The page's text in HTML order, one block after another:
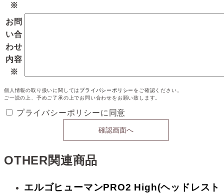
※
お問
い合
わせ
内容
※
個人情報の取り扱いに関しては プライバシーポリシー をご確認ください。
ご一読の上、予めご了承の上でお問い合わせをお願い致します。
プライバシーポリシーに同意
OTHER関連商品
エルゴヒューマンPRO2 High(ヘッドレスト